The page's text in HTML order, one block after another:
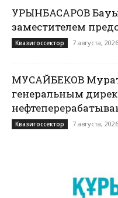
УРЫНБАСАРОВ
заместителем
Квазигоссектор 7 августа, 2026
МУСАЙБЕКОВ
генеральным
Квазигоссектор 7 августа, 2026